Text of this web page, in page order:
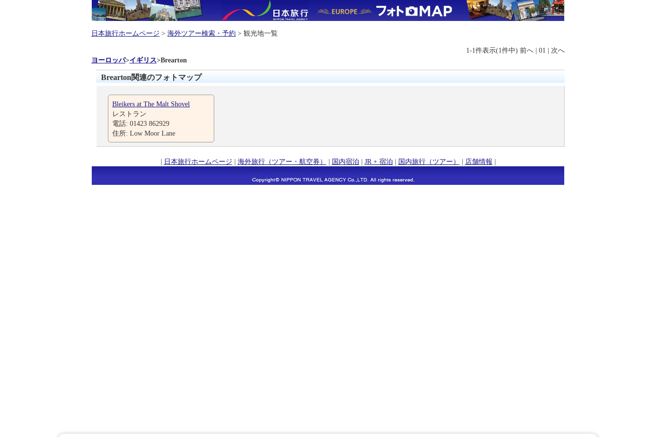
日本旅行ホームページ > 海外ツアー検索・予約 > 観光地一覧
1-1件表示(1件中) 前へ | 01 | 次へ
ヨーロッパ>イギリス>Brearton
Brearton関連のフォトマップ
Bleikers at The Malt Shovel
レストラン
電話: 01423 862929
住所: Low Moor Lane
| 日本旅行ホームページ | 海外旅行（ツアー・航空券） | 国内宿泊 | JR + 宿泊 | 国内旅行（ツアー） | 店舗情報 |